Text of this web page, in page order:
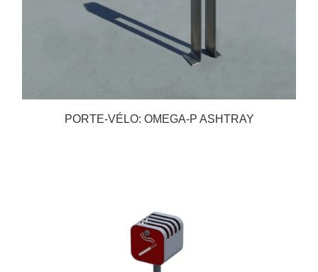
PORTE-VÉLO: OMEGA-P ASHTRAY